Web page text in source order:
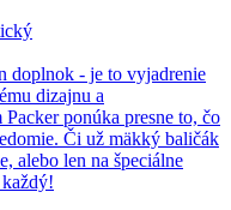
doplnok - je to vyjadrenie
dizajnu a
ponúka presne to, čo
Či už mäkký baličák
alebo len na špeciálne